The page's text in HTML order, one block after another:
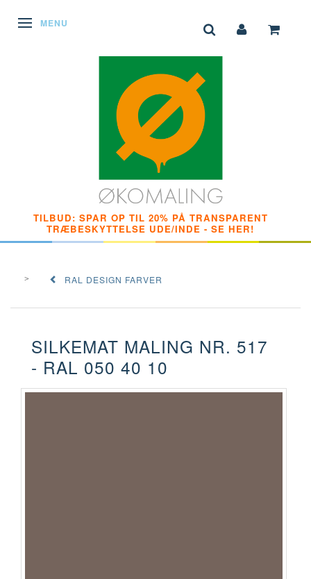
SKIFTE NAVIGATION
MENU
TILBUD: SPAR OP TIL 20% PÅ TRANSPARENT
TRÆBESKYTTELSE UDE/INDE - SE HER!
RAL DESIGN FARVER
SILKEMAT MALING NR. 517
- RAL 050 40 10